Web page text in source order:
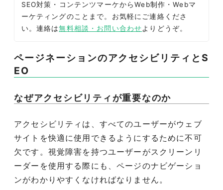
SEO対策・コンテンツマーケからWeb制作・Webマ
ーケティングのことまで。お気軽にご連絡くださ
い。連絡は無料相談・お問い合わせよりどうぞ。
ページネーションのアクセシビリティとS
EO
なぜアクセシビリティが重要なのか
アクセシビリティは、すべてのユーザーがウェブ
サイトを快適に使用できるようにするために不可
欠です。視覚障害を持つユーザーがスクリーンリ
ーダーを使用する際にも、ページのナビゲーショ
ンがわかりやすくなければなりません。